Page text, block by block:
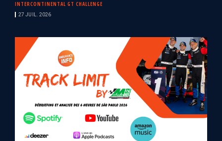
INTERCONTINENTAL GT CHALLENGE
27 JUIL. 2026